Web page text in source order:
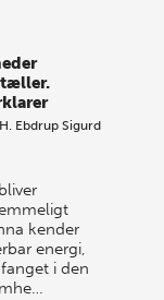
Ebdrup Sigurd
kender
energi,
i den